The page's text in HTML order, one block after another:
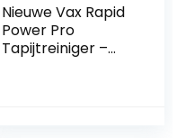
Nieuwe Vax Rapid
Power Pro
Tapijtreiniger –